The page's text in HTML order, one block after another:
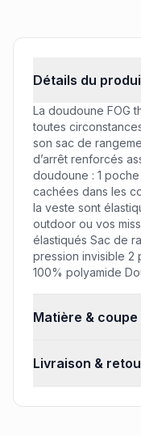
Détails du
La doudoune FOG
toutes
son sac de
d’arrêt renforcés
doudoune : 1
cachées dans les
la veste sont
outdoor ou vos
élastiqués Sac de
pression invisible 2
100% polyamide
Matière & coupe
Livraison &